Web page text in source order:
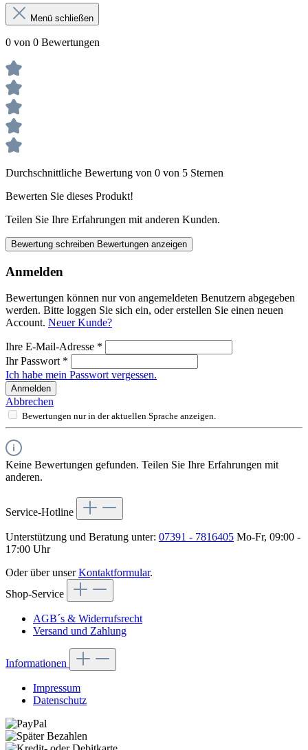
Menü schließen
0 von 0 Bewertungen
Durchschnittliche Bewertung von 0 von 5 Sternen
Bewerten Sie dieses Produkt!
Teilen Sie Ihre Erfahrungen mit anderen Kunden.
Bewertung schreiben Bewertungen anzeigen
Anmelden
Bewertungen können nur von angemeldeten Benutzern abgegeben
werden. Bitte loggen Sie sich ein, oder erstellen Sie einen neuen
Account. Neuer Kunde?
Ihre E-Mail-Adresse *
Ihr Passwort *
Ich habe mein Passwort vergessen.
Anmelden
Abbrechen
Bewertungen nur in der aktuellen Sprache anzeigen.
Keine Bewertungen gefunden. Teilen Sie Ihre Erfahrungen mit
anderen.
Service-Hotline
Unterstützung und Beratung unter: 07391 - 7816405 Mo-Fr, 09:00 -
17:00 Uhr
Oder über unserKontaktformular.
Shop-Service
AGB´s & Widerrufsrecht
Versand und Zahlung
Informationen
Impressum
Datenschutz